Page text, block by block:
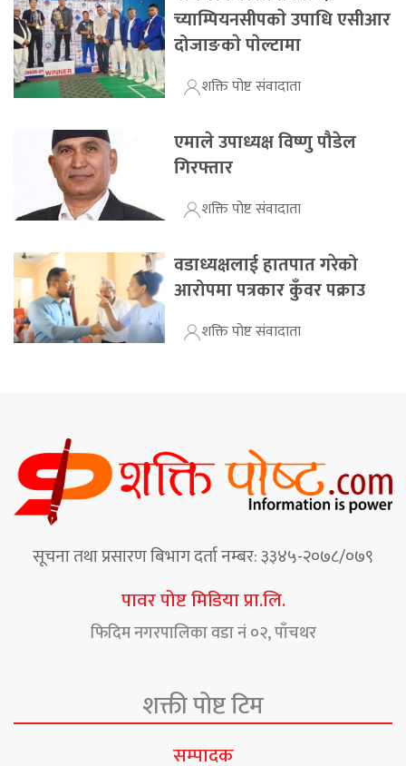
च्याम्पियनसीपकाे उपाधि एसीआर
दोजाङकाे पाेल्टामा
शक्ति पोष्ट संवादाता
एमाले उपाध्यक्ष विष्णु पौडेल
गिरफ्तार
शक्ति पोष्ट संवादाता
वडाध्यक्षलाई हातपात गरेको
आरोपमा पत्रकार कुँवर पक्राउ
शक्ति पोष्ट संवादाता
सूचना तथा प्रसारण बिभाग दर्ता नम्बर: ३३४५-२०७८/०७९
पावर पोष्ट मिडिया प्रा.लि.
फिदिम नगरपालिका वडा नं ०२, पाँचथर
शक्ती पोष्ट टिम
सम्पादक